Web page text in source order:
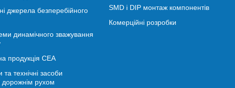
джерела безперебійного
динамічного зважування
продукція СЕА
технічні засоби
дорожнім рухом
SMD і DIP монтаж компонентів
Комерційні розробки